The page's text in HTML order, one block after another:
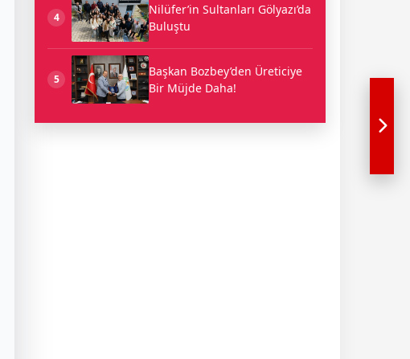
4
Nilüfer’in Sultanları Gölyazı’da
Buluştu
5
Başkan Bozbey’den Üreticiye
Bir Müjde Daha!